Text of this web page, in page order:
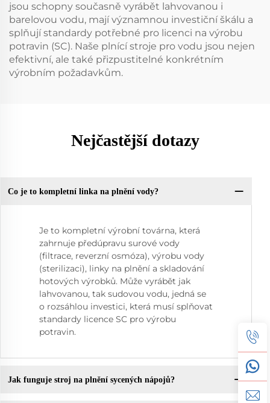
jsou schopny současně vyrábět lahvovanou i
barelovou vodu, mají významnou investiční škálu a
splňují standardy potřebné pro licenci na výrobu
potravin (SC). Naše plnící stroje pro vodu jsou nejen
efektivní, ale také přizpustitelné konkrétním
výrobním požadavkům.
Nejčastější dotazy
Co je to kompletní linka na plnění vody?
Je to kompletní výrobní továrna, která
zahrnuje předúpravu surové vody
(filtrace, reverzní osmóza), výrobu vody
(sterilizaci), linky na plnění a skladování
hotových výrobků. Může vyrábět jak
lahvovanou, tak sudovou vodu, jedná se
o rozsáhlou investici, která musí splňovat
standardy licence SC pro výrobu
potravin.
Jak funguje stroj na plnění sycených nápojů?